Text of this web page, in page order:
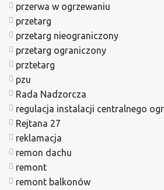
przerwa w ogrzewaniu
przetarg
przetarg nieograniczony
przetarg ograniczony
prztetarg
pzu
Rada Nadzorcza
regulacja instalacji centralnego
Rejtana 27
reklamacja
remon dachu
remont
remont balkonów